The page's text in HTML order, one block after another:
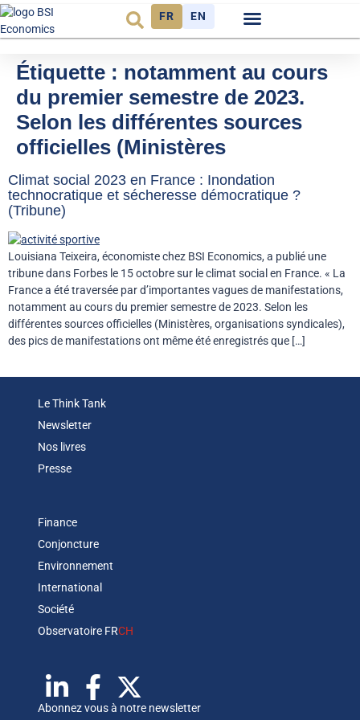
FR EN
Étiquette : notamment au cours
du premier semestre de 2023.
Selon les différentes sources
officielles (Ministères
Climat social 2023 en France : Inondation
technocratique et sécheresse démocratique ?
(Tribune)
Louisiana Teixeira, économiste chez BSI Economics, a publié une
tribune dans Forbes le 15 octobre sur le climat social en France. « La
France a été traversée par d’importantes vagues de manifestations,
notamment au cours du premier semestre de 2023. Selon les
différentes sources officielles (Ministères, organisations syndicales),
des pics de manifestations ont même été enregistrés que […]
Le Think Tank
Newsletter
Nos livres
Presse
Finance
Conjoncture
Environnement
International
Société
Observatoire FRCH
Abonnez vous à notre newsletter